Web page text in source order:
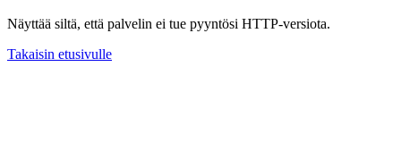
Näyttää siltä, että palvelin ei tue pyyntösi HTTP-versiota.
Takaisin etusivulle